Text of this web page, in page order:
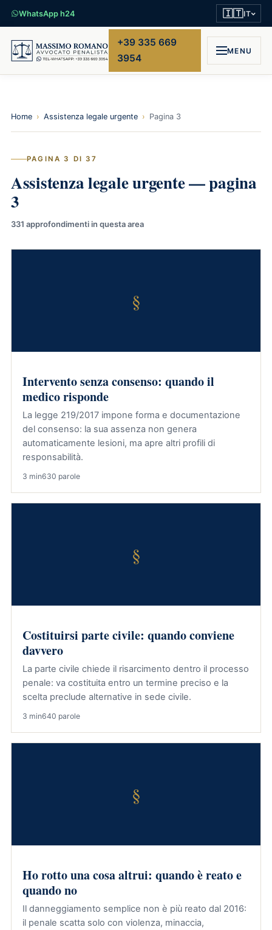
WhatsApp h24 🇮🇹IT
+39 335 669
3954
MENU
Home › Assistenza legale urgente › Pagina 3
PAGINA 3 DI 37
Assistenza legale urgente — pagina
3
331 approfondimenti in questa area
§
Intervento senza consenso: quando il
medico risponde
La legge 219/2017 impone forma e documentazione
del consenso: la sua assenza non genera
automaticamente lesioni, ma apre altri profili di
responsabilità.
3 min630 parole
§
Costituirsi parte civile: quando conviene
davvero
La parte civile chiede il risarcimento dentro il processo
penale: va costituita entro un termine preciso e la
scelta preclude alternative in sede civile.
3 min640 parole
§
Ho rotto una cosa altrui: quando è reato e
quando no
Il danneggiamento semplice non è più reato dal 2016:
il penale scatta solo con violenza, minaccia,